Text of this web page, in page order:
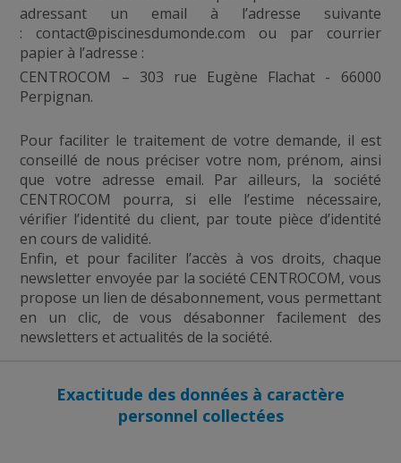
adressant un email à l’adresse suivante
: contact@piscinesdumonde.com ou par courrier
papier à l’adresse :
CENTROCOM – 303 rue Eugène Flachat - 66000
Perpignan.
Pour faciliter le traitement de votre demande, il est
conseillé de nous préciser votre nom, prénom, ainsi
que votre adresse email. Par ailleurs, la société
CENTROCOM pourra, si elle l’estime nécessaire,
vérifier l’identité du client, par toute pièce d’identité
en cours de validité.
Enfin, et pour faciliter l’accès à vos droits, chaque
newsletter envoyée par la société CENTROCOM, vous
propose un lien de désabonnement, vous permettant
en un clic, de vous désabonner facilement des
newsletters et actualités de la société.
Exactitude des données à caractère
personnel collectées